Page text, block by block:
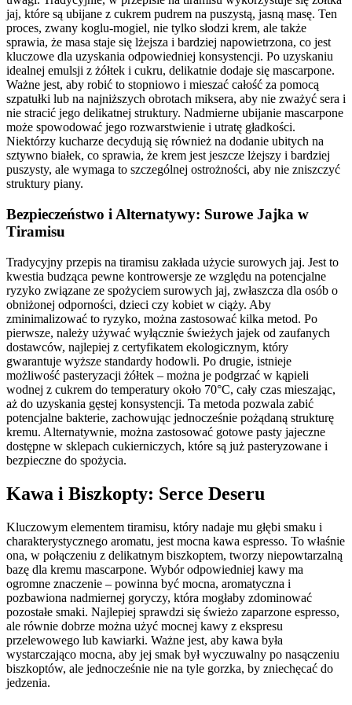
jaj, które są ubijane z cukrem pudrem na puszystą, jasną masę. Ten
proces, zwany koglu-mogiel, nie tylko słodzi krem, ale także
sprawia, że masa staje się lżejsza i bardziej napowietrzona, co jest
kluczowe dla uzyskania odpowiedniej konsystencji. Po uzyskaniu
idealnej emulsji z żółtek i cukru, delikatnie dodaje się mascarpone.
Ważne jest, aby robić to stopniowo i mieszać całość za pomocą
szpatułki lub na najniższych obrotach miksera, aby nie zważyć sera i
nie stracić jego delikatnej struktury. Nadmierne ubijanie mascarpone
może spowodować jego rozwarstwienie i utratę gładkości.
Niektórzy kucharze decydują się również na dodanie ubitych na
sztywno białek, co sprawia, że krem jest jeszcze lżejszy i bardziej
puszysty, ale wymaga to szczególnej ostrożności, aby nie zniszczyć
struktury piany.
Bezpieczeństwo i Alternatywy: Surowe Jajka w
Tiramisu
Tradycyjny przepis na tiramisu zakłada użycie surowych jaj. Jest to
kwestia budząca pewne kontrowersje ze względu na potencjalne
ryzyko związane ze spożyciem surowych jaj, zwłaszcza dla osób o
obniżonej odporności, dzieci czy kobiet w ciąży. Aby
zminimalizować to ryzyko, można zastosować kilka metod. Po
pierwsze, należy używać wyłącznie świeżych jajek od zaufanych
dostawców, najlepiej z certyfikatem ekologicznym, który
gwarantuje wyższe standardy hodowli. Po drugie, istnieje
możliwość pasteryzacji żółtek – można je podgrzać w kąpieli
wodnej z cukrem do temperatury około 70°C, cały czas mieszając,
aż do uzyskania gęstej konsystencji. Ta metoda pozwala zabić
potencjalne bakterie, zachowując jednocześnie pożądaną strukturę
kremu. Alternatywnie, można zastosować gotowe pasty jajeczne
dostępne w sklepach cukierniczych, które są już pasteryzowane i
bezpieczne do spożycia.
Kawa i Biszkopty: Serce Deseru
Kluczowym elementem tiramisu, który nadaje mu głębi smaku i
charakterystycznego aromatu, jest mocna kawa espresso. To właśnie
ona, w połączeniu z delikatnym biszkoptem, tworzy niepowtarzalną
bazę dla kremu mascarpone. Wybór odpowiedniej kawy ma
ogromne znaczenie – powinna być mocna, aromatyczna i
pozbawiona nadmiernej goryczy, która mogłaby zdominować
pozostałe smaki. Najlepiej sprawdzi się świeżo zaparzone espresso,
ale równie dobrze można użyć mocnej kawy z ekspresu
przelewowego lub kawiarki. Ważne jest, aby kawa była
wystarczająco mocna, aby jej smak był wyczuwalny po nasączeniu
biszkoptów, ale jednocześnie nie na tyle gorzka, by zniechęcać do
jedzenia.